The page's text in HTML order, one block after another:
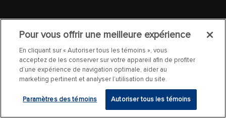
Pour vous offrir une meilleure expérience
En cliquant sur « Autoriser tous les témoins », vous
acceptez de les conserver sur votre appareil afin de profiter
d’une expérience de navigation optimale, aider au
marketing pertinent et analyser l’utilisation du site.
Paramètres des témoins Autoriser tous les témoins